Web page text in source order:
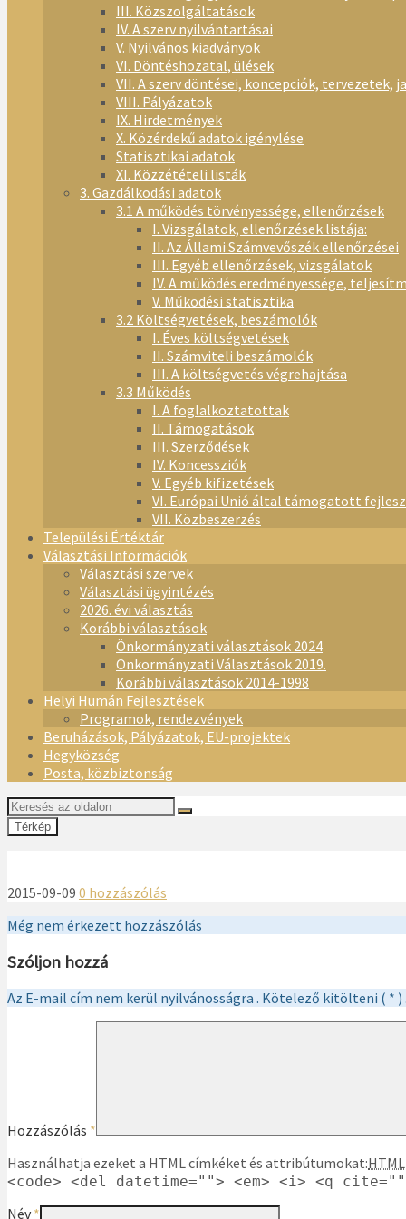
III. Közszolgáltatások
IV. A szerv nyilvántartásai
V. Nyilvános kiadványok
VI. Döntéshozatal, ülések
VII. A szerv döntései, koncepciók, tervezetek,
VIII. Pályázatok
IX. Hirdetmények
X. Közérdekű adatok igénylése
Statisztikai adatok
XI. Közzétételi listák
3. Gazdálkodási adatok
3.1 A működés törvényessége, ellenőrzések
I. Vizsgálatok, ellenőrzések listája:
II. Az Állami Számvevőszék ellenőrzései
III. Egyéb ellenőrzések, vizsgálatok
IV. A működés eredményessége,
V. Működési statisztika
3.2 Költségvetések, beszámolók
I. Éves költségvetések
II. Számviteli beszámolók
III. A költségvetés végrehajtása
3.3 Működés
I. A foglalkoztatottak
II. Támogatások
III. Szerződések
IV. Koncessziók
V. Egyéb kifizetések
VI. Európai Unió által támogatott
VII. Közbeszerzés
Települési Értéktár
Választási Információk
Választási szervek
Választási ügyintézés
2026. évi választás
Korábbi választások
Önkormányzati választások 2024
Önkormányzati Választások 2019.
Korábbi választások 2014-1998
Helyi Humán Fejlesztések
Programok, rendezvények
Beruházások, Pályázatok, EU-projektek
Hegyközség
Posta, közbiztonság
Térkép
2015-09-09 0 hozzászólás
Még nem érkezett hozzászólás
Szóljon hozzá
Az E-mail cím nem kerül nyilvánosságra . Kötelező kitölteni ( * ) .
Hozzászólás *
Használhatja ezeket a HTML címkéket és attribútumokat:HTML
<code> <del datetime=""> <em> <i> <q
Név*